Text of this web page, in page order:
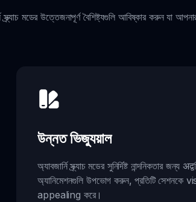
স্ক্র্যাচ মডের উত্তেজনাপূর্ণ বৈশিষ্ট্যগুলি আবিষ্কার করুন যা
উন্নত ভিজ্যুয়াল
অ্যাবজার্নি স্ক্র্যাচ মডের সুনির্দিষ্ট নান্দনিকতার
অ্যানিমেশনগুলি উপভোগ করুন, প্রতিটি সেশনকে
appealing করে।